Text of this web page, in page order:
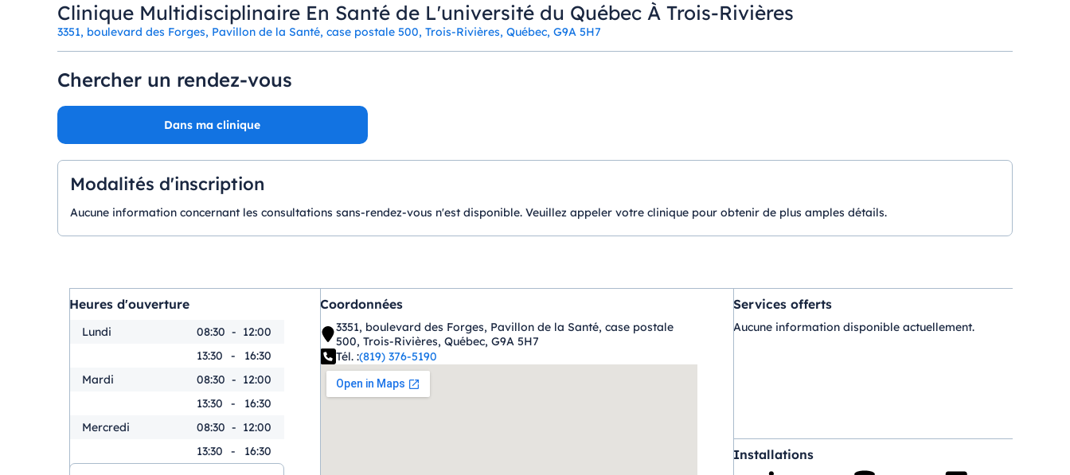
Clinique Multidisciplinaire En Santé de L'université du Québec À Trois-Rivières
3351, boulevard des Forges, Pavillon de la Santé, case postale 500, Trois-Rivières, Québec, G9A 5H7
Chercher un rendez-vous
Dans ma clinique
Modalités d'inscription
Aucune information concernant les consultations sans-rendez-vous n'est disponible. Veuillez appeler votre clinique pour obtenir de plus amples détails.
Heures d'ouverture
Lundi 08:30 - 12:00
13:30
-
16:30
Mardi
08:30 - 12:00
13:30
-
16:30
Mercredi
08:30 - 12:00
13:30
- 16:30
Coordonnées
3351, boulevard des Forges, Pavillon de la Santé, case postale
500, Trois-Rivières, Québec, G9A 5H7
Tél. :(819) 376-5190
Services offerts
Aucune information disponible actuellement.
Installations